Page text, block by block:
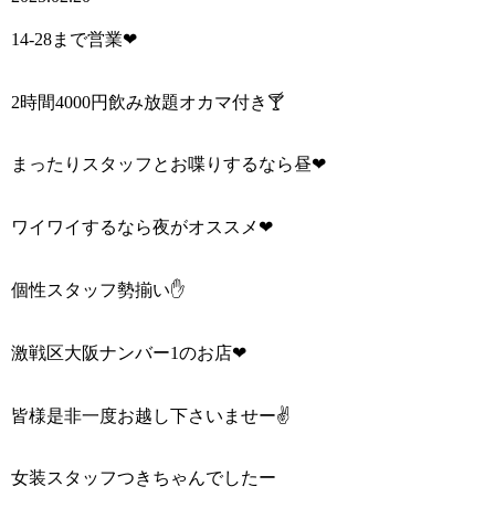
14-28まで営業❤
2時間4000円飲み放題オカマ付き🍸
まったりスタッフとお喋りするなら昼❤
ワイワイするなら夜がオススメ❤
個性スタッフ勢揃い✋
激戦区大阪ナンバー1のお店❤
皆様是非一度お越し下さいませー✌
女装スタッフつきちゃんでしたー